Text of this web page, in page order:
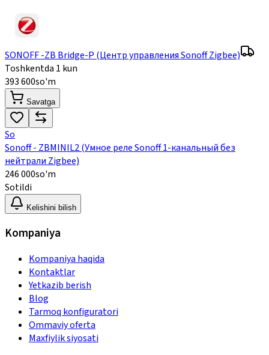
SONOFF -ZB Bridge-P (Центр управления Sonoff Zigbee)
Toshkentda 1 kun
393 600so'm
Savatga
So
Sonoff - ZBMINIL2 (Умное реле Sonoff 1-канальный без
нейтрали Zigbee)
246 000so'm
Sotildi
Kelishini bilish
Kompaniya
Kompaniya haqida
Kontaktlar
Yetkazib berish
Blog
Tarmoq konfiguratori
Ommaviy oferta
Maxfiylik siyosati